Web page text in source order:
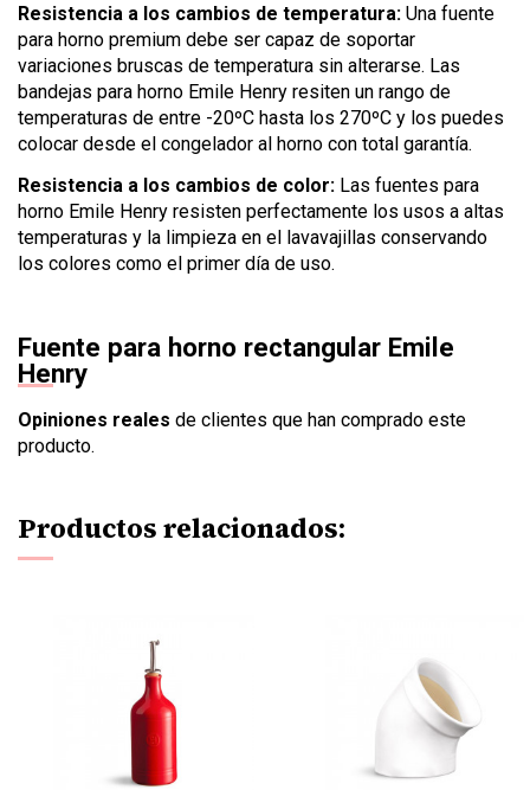
Resistencia a los cambios de temperatura: Una fuente
para horno premium debe ser capaz de soportar
variaciones bruscas de temperatura sin alterarse. Las
bandejas para horno Emile Henry resiten un rango de
temperaturas de entre -20ºC hasta los 270ºC y los puedes
colocar desde el congelador al horno con total garantía.
Resistencia a los cambios de color: Las fuentes para
horno Emile Henry resisten perfectamente los usos a altas
temperaturas y la limpieza en el lavavajillas conservando
los colores como el primer día de uso.
Fuente para horno rectangular Emile
Henry
Opiniones reales de clientes que han comprado este
producto.
Productos relacionados: